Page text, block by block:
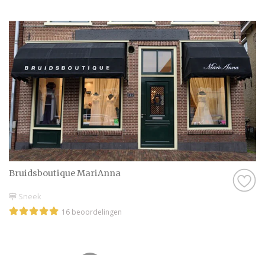
Bruidsboutique MariAnna
Sneek
16 beoordelingen